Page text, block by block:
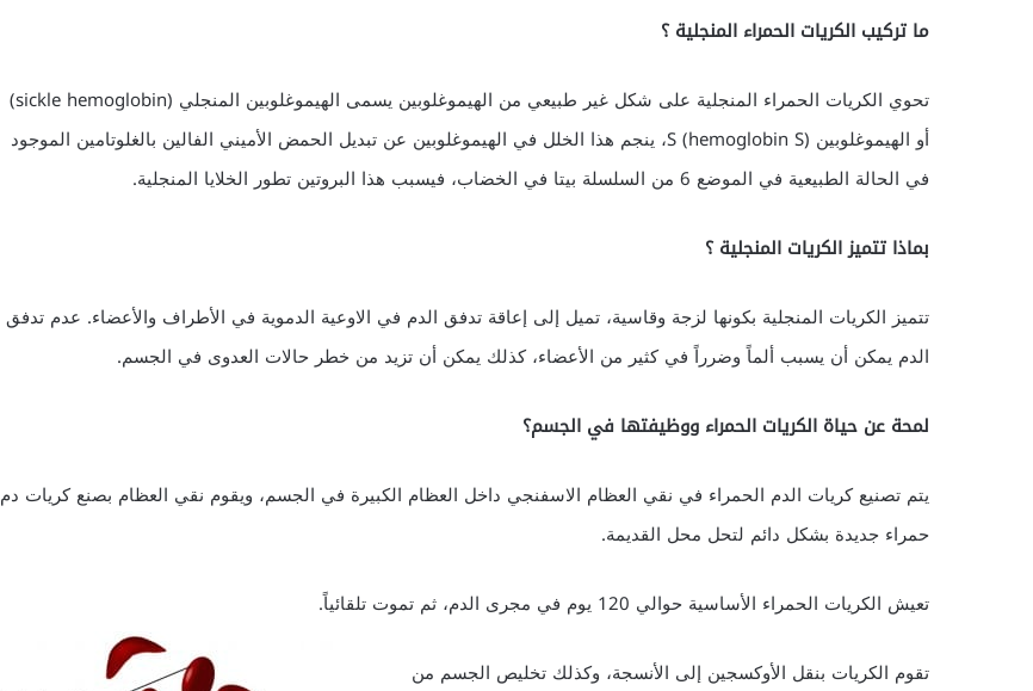
ما تركيب الكريات الحمراء المنجلية ؟
تحوي الكريات الحمراء المنجلية على شكل غير طبيعي من الهيموغلوبين يسمى الهيموغلوبين المنجلي (sickle hemoglobin)
أو الهيموغلوبين S (hemoglobin S)، ينجم هذا الخلل في الهيموغلوبين عن تبديل الحمض الأميني الفالين بالغلوتامين الموجود
في الحالة الطبيعية في الموضع 6 من السلسلة بيتا في الخضاب، فيسبب هذا البروتين تطور الخلايا المنجلية.
بماذا تتميز الكريات المنجلية ؟
تتميز الكريات المنجلية بكونها لزجة وقاسية، تميل إلى إعاقة تدفق الدم في الاوعية الدموية في الأطراف والأعضاء. عدم تدفق
الدم يمكن أن يسبب ألماً وضرراً في كثير من الأعضاء، كذلك يمكن أن تزيد من خطر حالات العدوى في الجسم.
لمحة عن حياة الكريات الحمراء ووظيفتها في الجسم؟
يتم تصنيع كريات الدم الحمراء في نقي العظام الاسفنجي داخل العظام الكبيرة في الجسم، ويقوم نقي العظام بصنع كريات دم
حمراء جديدة بشكل دائم لتحل محل القديمة.
تعيش الكريات الحمراء الأساسية حوالي 120 يوم في مجرى الدم، ثم تموت تلقائياً.
تقوم الكريات بنقل الأوكسجين إلى الأنسجة، وكذلك تخليص الجسم من